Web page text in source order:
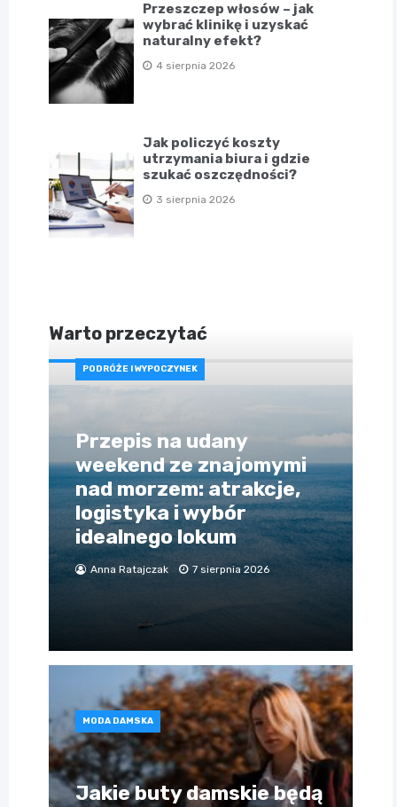
Przeszczep włosów – jak
wybrać klinikę i uzyskać
naturalny efekt?
4 sierpnia 2026
Jak policzyć koszty
utrzymania biura i gdzie
szukać oszczędności?
3 sierpnia 2026
Warto przeczytać
PODRÓŻE I WYPOCZYNEK
Przepis na udany
weekend ze znajomymi
nad morzem: atrakcje,
logistyka i wybór
idealnego lokum
Anna Ratajczak 7 sierpnia 2026
MODA DAMSKA
Jakie buty damskie będą